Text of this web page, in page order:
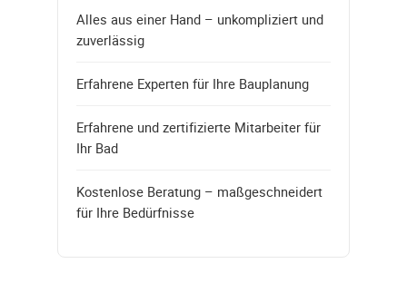
Alles aus einer Hand – unkompliziert und
zuverlässig
Erfahrene Experten für Ihre Bauplanung
Erfahrene und zertifizierte Mitarbeiter für
Ihr Bad
Kostenlose Beratung – maßgeschneidert
für Ihre Bedürfnisse